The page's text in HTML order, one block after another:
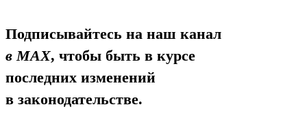
Подписывайтесь на наш канал
в MAX, чтобы быть в курсе
последних изменений
в законодательстве.